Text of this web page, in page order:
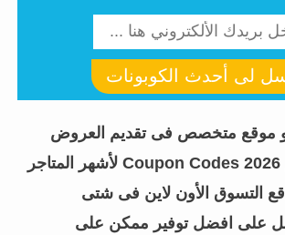
لى أحدث الكوبونات
موقع متخصص فى تقديم العروض
وكوبونات خصم Coupon Codes 2026 لأشهر المتاجر
التسوق الأون لاين فى شتى
على افضل توفير ممكن على